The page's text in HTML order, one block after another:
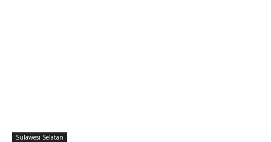
Sulawesi Selatan